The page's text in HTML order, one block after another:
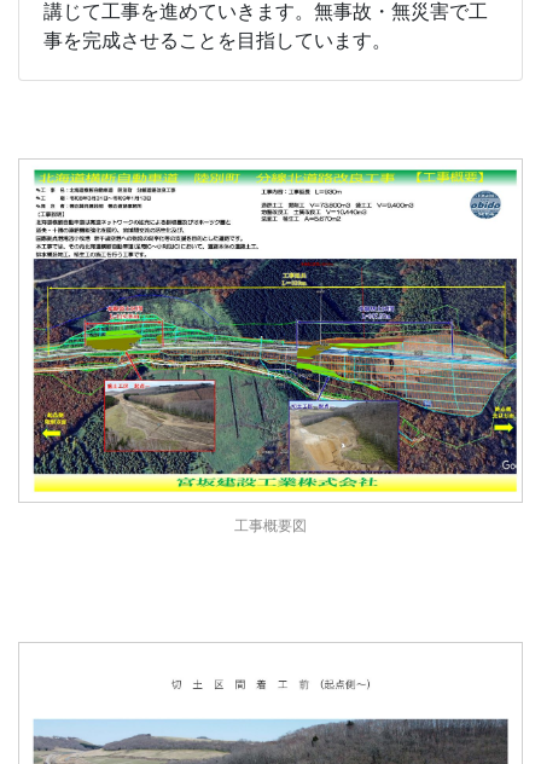
講じて工事を進めていきます。無事故・無災害で工
事を完成させることを目指しています。
工事概要図